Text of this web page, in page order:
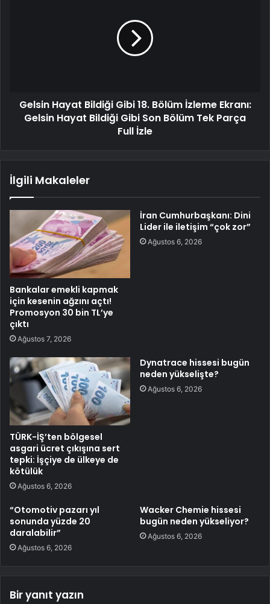
Gelsin Hayat Bildiği Gibi 18. Bölüm İzleme Ekranı:
Gelsin Hayat Bildiği Gibi Son Bölüm Tek Parça
Full İzle
İlgili Makaleler
Bankalar emekli kapmak
için kesenin ağzını açtı!
Promosyon 30 bin TL’ye
çıktı
Ağustos 7, 2026
İran Cumhurbaşkanı: Dini
Lider ile iletişim “çok zor”
Ağustos 6, 2026
TÜRK-İŞ’ten bölgesel
asgari ücret çıkışına sert
tepki: İşçiye de ülkeye de
kötülük
Ağustos 6, 2026
Dynatrace hissesi bugün
neden yükselişte?
Ağustos 6, 2026
“Otomotiv pazarı yıl
sonunda yüzde 20
daralabilir”
Ağustos 6, 2026
Wacker Chemie hissesi
bugün neden yükseliyor?
Ağustos 6, 2026
Bir yanıt yazın